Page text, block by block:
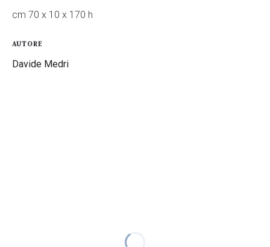
cm 70 x 10 x 170 h
AUTORE
Davide Medri